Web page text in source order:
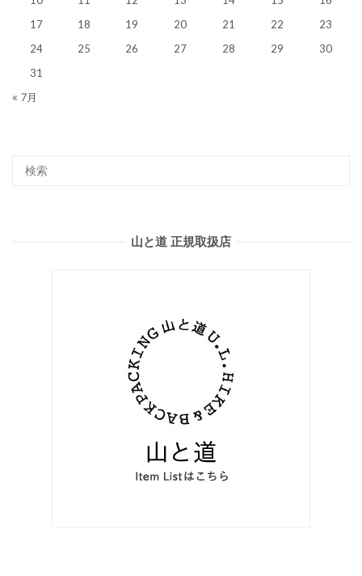
17
18 19 20 21 22
23
24
25 26 27 28 29
30
31
« 7月
山と道 正規取扱店